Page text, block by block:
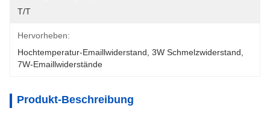
T/T
Hervorheben:
Hochtemperatur-Emaillwiderstand 3W Schmelzwiderstand
7W-Emaillwiderstände
Produkt-Beschreibung